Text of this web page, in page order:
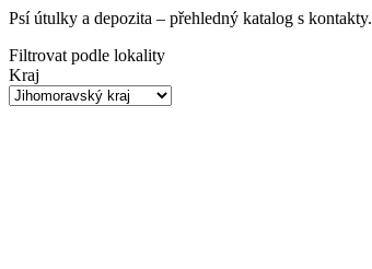
Psí útulky a depozita – přehledný katalog s kontakty.
Filtrovat podle lokality
Kraj